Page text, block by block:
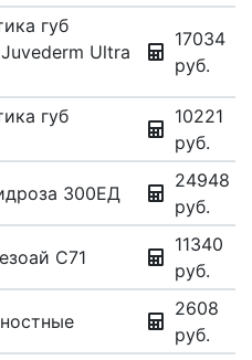
губ
Ultra
17034
руб.
губ
10221
руб.
300ЕД
24948
руб.
С71
11340
руб.
2608
руб.